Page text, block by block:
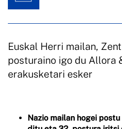
Euskal Herri mailan,
posturaino igo du Allora
erakusketari esker
Nazio mailan hogei